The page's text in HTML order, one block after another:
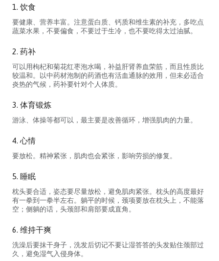
1. 饮食
要健康、营养丰富。注意蛋白质、钙质和维生素的补充，多吃点
蔬菜水果，不要偏食，不要过于生冷，也不要吃得太过油腻。
2. 药补
可以用枸杞和菊花红枣泡水喝，补益肝肾养血荣筋，而且性质比
较温和。以中药材泡制的药酒也有活血通脉的效用，但未必适合
炎热的气候，药补要针对个人体质。
3. 体育锻炼
游泳、体操等都可以，最主要是改善循环，增强肌肉的力量。
4. 心情
要放松。精神紧张，肌肉也会紧张，影响劳损的修复。
5. 睡眠
枕头要合适，姿态要尽量放松，避免肌肉紧张。枕头的高度最好
有一拳到一拳半左右。躺平的时候，颈项要放在枕头上，不能落
空；侧躺的话，头颈部和肩部要成直角。
6. 维持干爽
洗澡后要抹干身子，洗发后切记不要让湿答答的头发贴住颈部过
久，避免湿气入侵身体。